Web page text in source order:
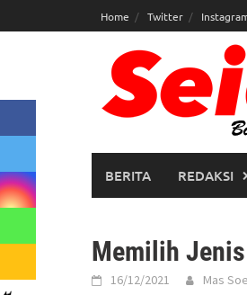
to
Home Twitter
BERITA REDAKSI
Memilih
16/12/2021 Mas